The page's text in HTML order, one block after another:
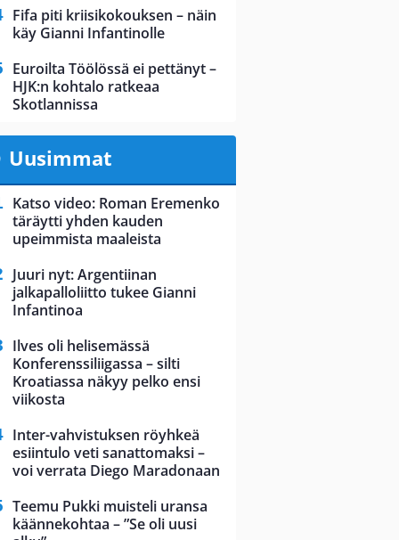
Fifa piti kriisikokouksen – näin
käy Gianni Infantinolle
Euroilta Töölössä ei pettänyt –
HJK:n kohtalo ratkeaa
Skotlannissa
Uusimmat
Katso video: Roman Eremenko
täräytti yhden kauden
upeimmista maaleista
Juuri nyt: Argentiinan
jalkapalloliitto tukee Gianni
Infantinoa
Ilves oli helisemässä
Konferenssiliigassa – silti
Kroatiassa näkyy pelko ensi
viikosta
Inter-vahvistuksen röyhkeä
esiintulo veti sanattomaksi –
voi verrata Diego Maradonaan
Teemu Pukki muisteli uransa
käännekohtaa – ”Se oli uusi